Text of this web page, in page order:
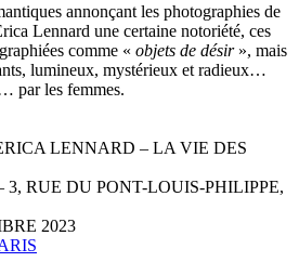
annonçant les photographies de
Lennard une certaine notoriété, ces
comme « objets de désir», mais
lumineux, mystérieux et radieux…
par les femmes.
LENNARD – LA VIE DES
RUE DU PONT-LOUIS-PHILIPPE,
2023